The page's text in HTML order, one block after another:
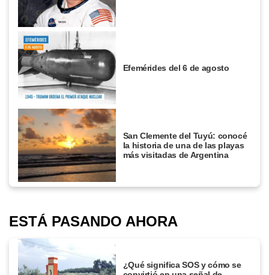
Efemérides del 6 de agosto
San Clemente del Tuyú: conocé
la historia de una de las playas
más visitadas de Argentina
ESTÁ PASANDO AHORA
¿Qué significa SOS y cómo se